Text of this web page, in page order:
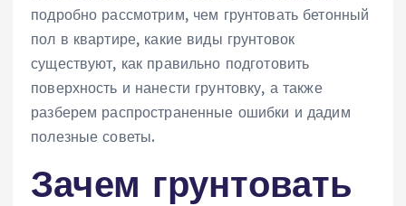
подробно рассмотрим, чем грунтовать бетонный
пол в квартире, какие виды грунтовок
существуют, как правильно подготовить
поверхность и нанести грунтовку, а также
разберем распространенные ошибки и дадим
полезные советы.
Зачем грунтовать